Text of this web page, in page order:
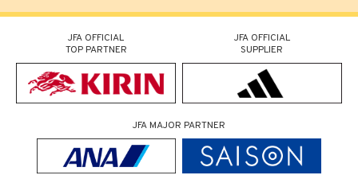
JFA OFFICIAL
TOP PARTNER
JFA OFFICIAL
SUPPLIER
JFA MAJOR PARTNER